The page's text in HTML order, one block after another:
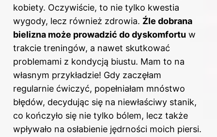
kobiety. Oczywiście, to nie tylko kwestia
wygody, lecz również zdrowia. Źle dobrana
bielizna może prowadzić do dyskomfortu w
trakcie treningów, a nawet skutkować
problemami z kondycją biustu. Mam to na
własnym przykładzie! Gdy zaczęłam
regularnie ćwiczyć, popełniałam mnóstwo
błędów, decydując się na niewłaściwy stanik,
co kończyło się nie tylko bólem, lecz także
wpływało na osłabienie jędrności moich piersi.